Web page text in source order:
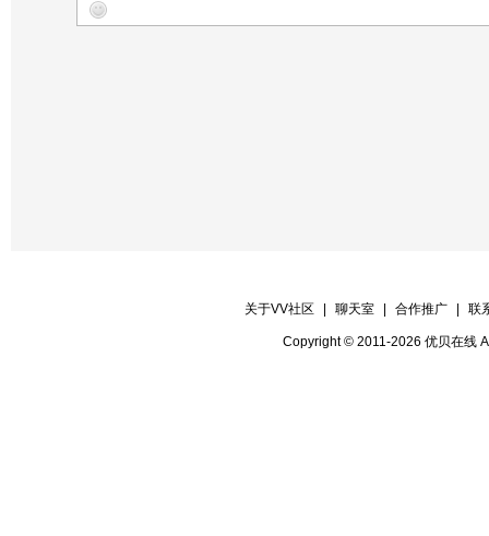
关于VV社区 聊天室 合作推广 联
Copyright © 2011-2026 优贝在线